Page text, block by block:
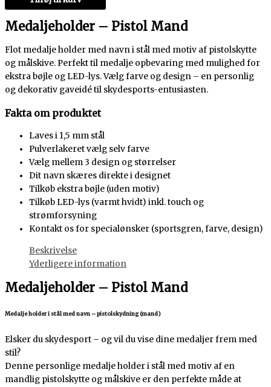
Medaljeholder – Pistol Mand
Flot medalje holder med navn i stål med motiv af pistolskytte
og målskive. Perfekt til medalje opbevaring med mulighed for
ekstra bøjle og LED-lys. Vælg farve og design – en personlig
og dekorativ gaveidé til skydesports-entusiasten.
Fakta om produktet
Laves i 1,5 mm stål
Pulverlakeret vælg selv farve
Vælg mellem 3 design og størrelser
Dit navn skæres direkte i designet
Tilkøb ekstra bøjle (uden motiv)
Tilkøb LED-lys (varmt hvidt) inkl. touch og
strømforsyning
Kontakt os for specialønsker (sportsgren, farve, design)
Beskrivelse
Yderligere information
Medaljeholder – Pistol Mand
Medalje holder i stål med navn – pistolskydning (mand)
Elsker du skydesport – og vil du vise dine medaljer frem med
stil?
Denne personlige medalje holder i stål med motiv af en
mandlig pistolskytte og målskive er den perfekte måde at